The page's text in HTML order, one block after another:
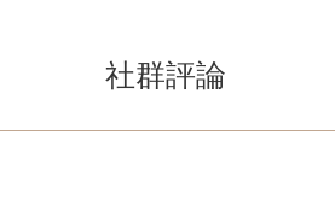
社群評論